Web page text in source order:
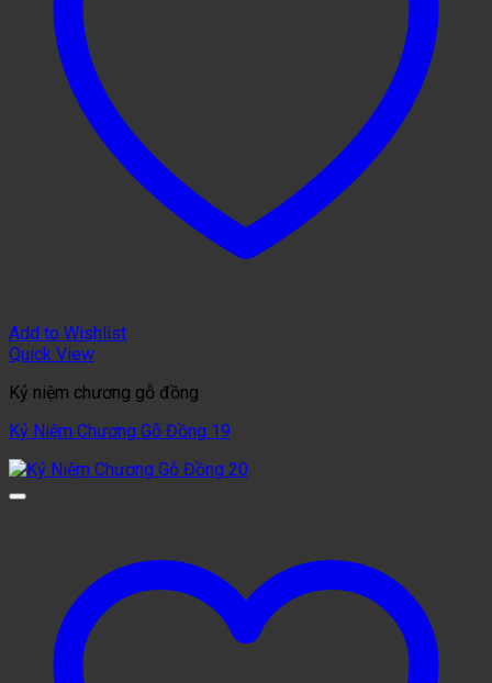
Add to Wishlist
Quick View
Kỷ niệm chương gỗ đồng
Kỷ Niệm Chương Gỗ Đồng 19